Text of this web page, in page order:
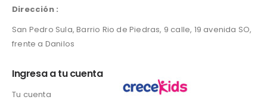
Dirección :
San Pedro Sula, Barrio Rio de Piedras, 9 calle, 19 avenida SO,
frente a Danilos
Ingresa a tu cuenta
Tu cuenta